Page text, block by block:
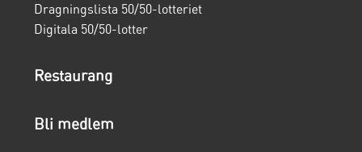
Dragningslista 50/50-lotteriet
Digitala 50/50-lotter
Restaurang
Bli medlem